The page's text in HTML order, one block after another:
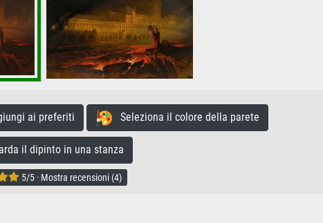
ai preferiti Seleziona il colore della parete
il dipinto in una stanza
5/5 · Mostra recensioni (4)